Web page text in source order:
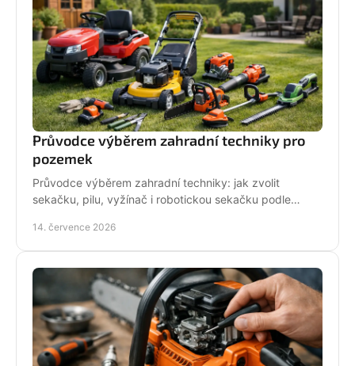
Průvodce výběrem zahradní techniky pro
pozemek
Průvodce výběrem zahradní techniky: jak zvolit
sekačku, pilu, vyžínač i robotickou sekačku podle
podpory.
14. července 2026